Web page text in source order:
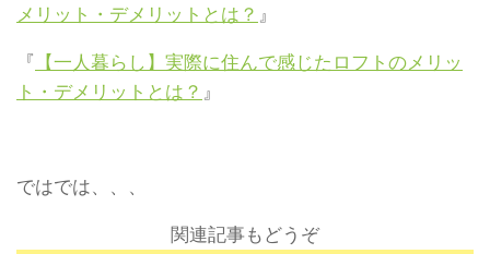
メリット・デメリットとは？ 』
『 【一人暮らし】実際に住んで感じたロフトのメリッ
ト・デメリットとは？ 』
ではでは、、、
関連記事もどうぞ